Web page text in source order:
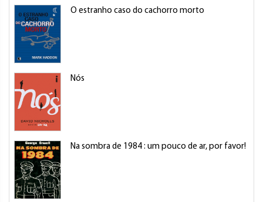
O estranho caso do cachorro morto
Nós
Na sombra de 1984 : um pouco de ar, por favor!